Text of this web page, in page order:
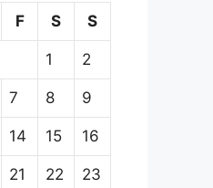
F S S
1 2
7 8 9
14 15 16
21 22 23